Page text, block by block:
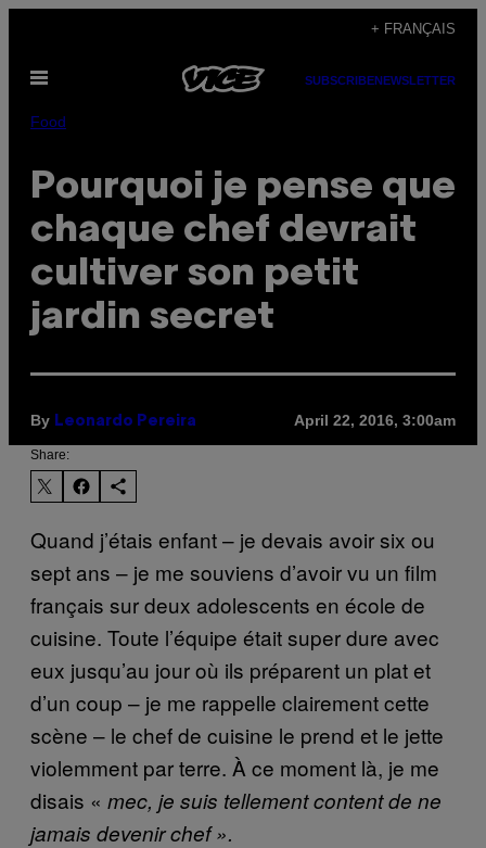
content
+ FRANÇAIS
Open
SUBSCRIBENEWSLETTER
Food
Pourquoi je pense que
chaque chef devrait
cultiver son petit
jardin secret
By Leonardo Pereira April 22, 2016, 3:00am
Share:
Quand j’étais enfant – je devais avoir six ou
sept ans – je me souviens d’avoir vu un film
français sur deux adolescents en école de
cuisine. Toute l’équipe était super dure avec
eux jusqu’au jour où ils préparent un plat et
d’un coup – je me rappelle clairement cette
scène – le chef de cuisine le prend et le jette
violemment par terre. À ce moment là, je me
disais « mec, je suis tellement content de ne
jamais devenir chef».